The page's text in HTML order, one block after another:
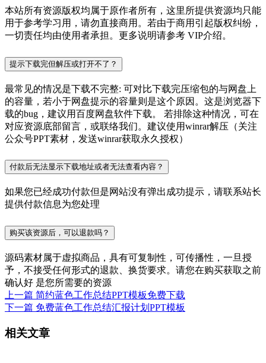
本站所有资源版权均属于原作者所有，这里所提供资源均只能
用于参考学习用，请勿直接商用。若由于商用引起版权纠纷，
一切责任均由使用者承担。更多说明请参考 VIP介绍。
提示下载完但解压或打开不了？
最常见的情况是下载不完整: 可对比下载完压缩包的与网盘上
的容量，若小于网盘提示的容量则是这个原因。这是浏览器下
载的bug，建议用百度网盘软件下载。 若排除这种情况，可在
对应资源底部留言，或联络我们。建议使用winrar解压（关注
公众号PPT素材，发送winrar获取永久授权）
付款后无法显示下载地址或者无法查看内容？
如果您已经成功付款但是网站没有弹出成功提示，请联系站长
提供付款信息为您处理
购买该资源后，可以退款吗？
源码素材属于虚拟商品，具有可复制性，可传播性，一旦授
予，不接受任何形式的退款、换货要求。请您在购买获取之前
确认好 是您所需要的资源
上一篇 简约蓝色工作总结PPT模板免费下载
下一篇 免费蓝色工作总结汇报计划PPT模板
相关文章